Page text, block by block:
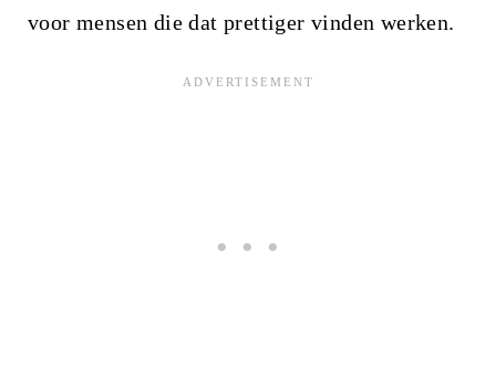
voor mensen die dat prettiger vinden werken.